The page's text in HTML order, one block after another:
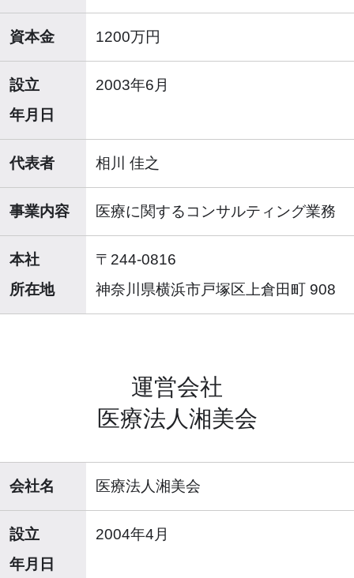
資本金 1200万円
設立
年月日
2003年6月
代表者 相川 佳之
事業内容 医療に関するコンサルティング業務
本社
所在地
〒244-0816
神奈川県横浜市戸塚区上倉田町 908
運営会社
医療法人湘美会
会社名 医療法人湘美会
設立
年月日
2004年4月